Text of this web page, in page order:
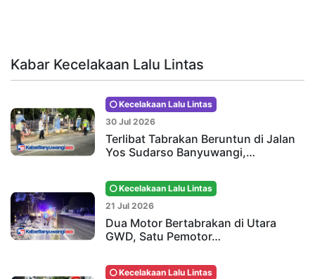
Kabar Kecelakaan Lalu Lintas
Kecelakaan Lalu Lintas
30 Jul 2026
Terlibat Tabrakan Beruntun di Jalan
Yos Sudarso Banyuwangi,…
Kecelakaan Lalu Lintas
21 Jul 2026
Dua Motor Bertabrakan di Utara
GWD, Satu Pemotor…
Kecelakaan Lalu Lintas